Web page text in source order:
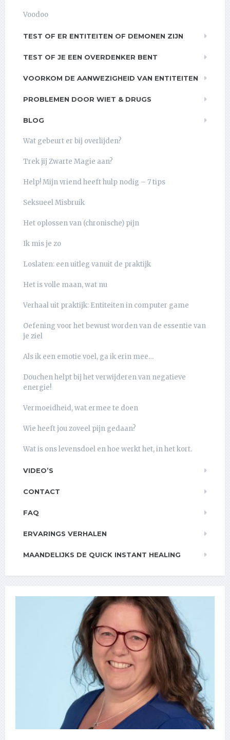
Voodoo
TEST OF ER ENTITEITEN OF DEMONEN ZIJN
TEST OF JE EEN OVERDENKER BENT
VOORKOM DE AANWEZIGHEID VAN ENTITEITEN
PROBLEMEN DOOR WIET & DRUGS
BLOG
Wat gebeurt er bij overlijden?
Trek jij Zwarte Magie aan?
Help! Mijn vriend heeft hulp nodig – 7 tips
Seksueel Misbruik
Het oplossen van (chronische) pijn
Ik mis je zo
Loslaten: een uitleg vanuit de praktijk
Het is volle maan, wat nu
Verhaal uit praktijk: Entiteiten in computer game
Oefening voor het bewust worden van de essentie van
je ziel
Als ik een emotie voel, ga ik erin mee…
Douchen helpt bij het verwijderen van negatieve
energie!
Vermoeidheid, wat ermee te doen
Wie heeft jou zoveel pijn gedaan?
Wat is ons levensdoel en hoe werkt het, in het kort.
VIDEO’S
CONTACT
FAQ
ERVARINGS VERHALEN
MAANDELIJKS DE QUICK INSTANT HEALING